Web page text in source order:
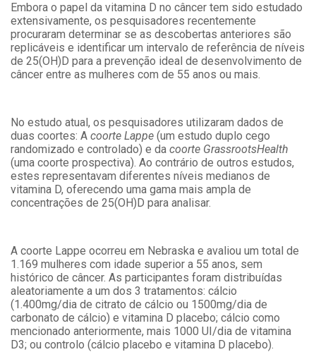
Embora o papel da vitamina D no câncer tem sido estudado
extensivamente, os pesquisadores recentemente
procuraram determinar se as descobertas anteriores são
replicáveis e identificar um intervalo de referência de níveis
de 25(OH)D para a prevenção ideal de desenvolvimento de
câncer entre as mulheres com de 55 anos ou mais.
No estudo atual, os pesquisadores utilizaram dados de
duas coortes: A coorte Lappe (um estudo duplo cego
randomizado e controlado) e da coorte GrassrootsHealth
(uma coorte prospectiva). Ao contrário de outros estudos,
estes representavam diferentes níveis medianos de
vitamina D, oferecendo uma gama mais ampla de
concentrações de 25(OH)D para analisar.
A coorte Lappe ocorreu em Nebraska e avaliou um total de
1.169 mulheres com idade superior a 55 anos, sem
histórico de câncer. As participantes foram distribuídas
aleatoriamente a um dos 3 tratamentos: cálcio
(1.400mg/dia de citrato de cálcio ou 1500mg/dia de
carbonato de cálcio) e vitamina D placebo; cálcio como
mencionado anteriormente, mais 1000 UI/dia de vitamina
D3; ou controlo (cálcio placebo e vitamina D placebo).